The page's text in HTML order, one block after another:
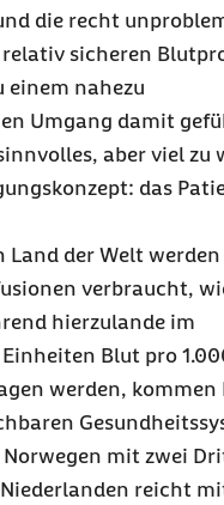
die recht
sicheren
einem nahezu
Umgang damit
aber viel zu
das
Land der Welt
verbraucht,
hierzulande im
Blut pro
werden, kommen
mit zwei
reicht